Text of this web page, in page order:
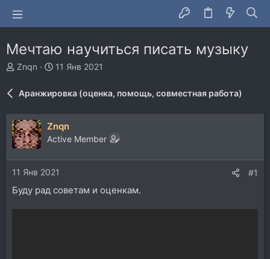
Мечтаю научиться писать музыку
А
р
т
е
м
Znqn
Д
н
а
ч
а
11 Янв 2021
Аранжировка (оценка, помощь, совместная работа)
Znqn
Active Member
11 Янв 2021 #1
Буду рад советам и оценкам.